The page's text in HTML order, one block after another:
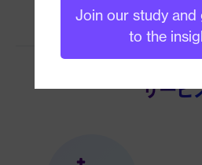
サービ
Join our study and
to the